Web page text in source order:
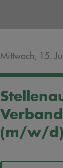
Mittwoch, 15.
(m/w/d)